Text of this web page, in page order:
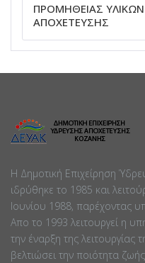
ΠΡΟΜΗΘΕΙΑΣ
ΑΠΟΧΕΤΕΥΣΗΣ
Η Δημοτική Επιχείρηση
ιδρύθηκε το 1985 και
Ιουνίου 1988, παρέχοντας
Απο το 1993 λειτουργεί η
την έναρξη της λειτουργίας
βελτιώσει την ποιότητα